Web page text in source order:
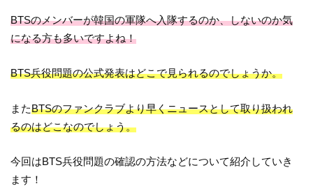
BTSのメンバーが韓国の軍隊へ入隊するのか、しないのか気
になる方も多いですよね！
BTS兵役問題の公式発表はどこで見られるのでしょうか。
またBTSのファンクラブより早くニュースとして取り扱われ
るのはどこなのでしょう。
今回はBTS兵役問題の確認の方法などについて紹介していき
ます！